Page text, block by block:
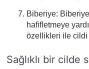
Biberiye:
hafifletmeye
özellikleri ile cildi
Sağlıklı bir cilde